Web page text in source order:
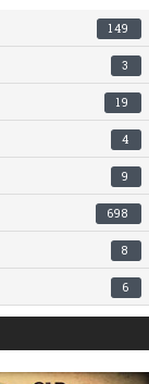
149
3
19
4
9
698
8
6